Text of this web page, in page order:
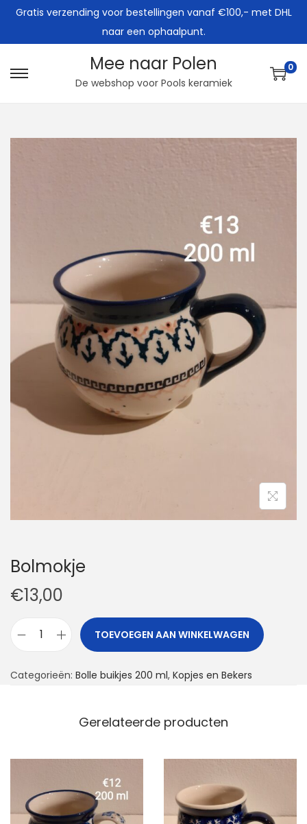
Gratis verzending voor bestellingen vanaf €100,- met DHL
naar een ophaalpunt.
G
a
i
g
a
i
e
G
a
n
h
o
d
Mee naar Polen
De webshop voor Pools keramiek
0
Bolmokje
€13,00
l
j
a
a
TOEVOEGEN AAN WINKELWAGEN
Categorieën: Bolle buikjes 200 ml, Kopjes en Bekers
Gerelateerde producten